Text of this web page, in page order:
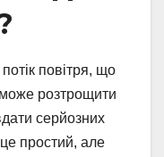
повітря, що
розтрощити
серйозних
простий, але